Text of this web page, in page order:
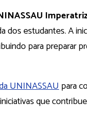
dos estudantes. A
para preparar
UNINASSAUpara
que